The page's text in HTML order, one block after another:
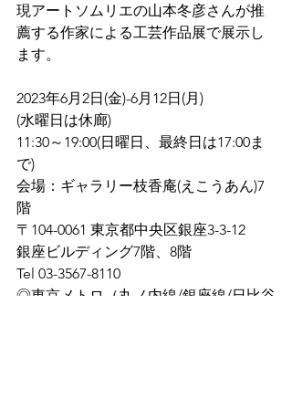
現アートソムリエの山本冬彦さんが推
薦する作家による工芸作品展で展示し
ます。
2023年6月2日(金)-6月12日(月)
(水曜日は休廊)
11:30～19:00(日曜日、最終日は17:00ま
で)
会場：ギャラリー枝香庵(えこうあん)7
階
〒104-0061 東京都中央区銀座3-3-12
銀座ビルディング7階、8階
Tel 03-3567-8110
◎東京メトロ（丸ノ内線/銀座線/日比谷